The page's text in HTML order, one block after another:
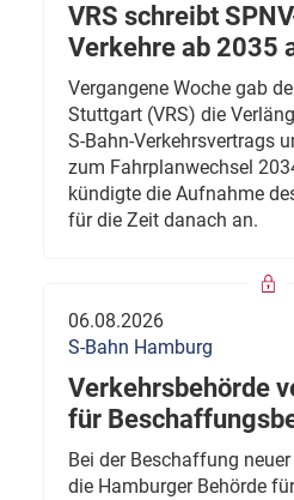
VRS schreibt
Verkehre ab 2035
Vergangene Woche gab
Stuttgart (VRS) die
S-Bahn-Verkehrsvertrags
zum Fahrplanwechsel
kündigte die Aufnahme
für die Zeit danach an.
06.08.2026
S-Bahn Hamburg
Verkehrsbehörde
für
Bei der Beschaffung
die Hamburger Behörde